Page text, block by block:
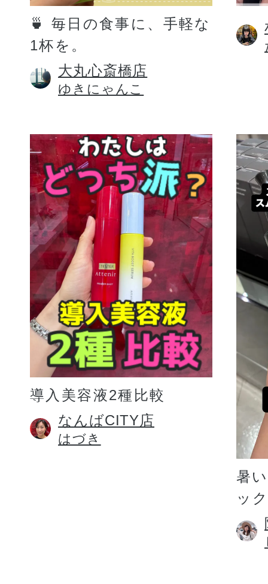
スキンケア人気ライン
ドレススノー
ドレスリフト
プリマモイスト
スキンクリア
クレンズオイル
🍵 毎日の食事に、手軽な
1杯を。
大丸心斎橋店
ゆきにゃんこ
導入美容液2種比較
なんばCITY店
はづき
暑
ッ